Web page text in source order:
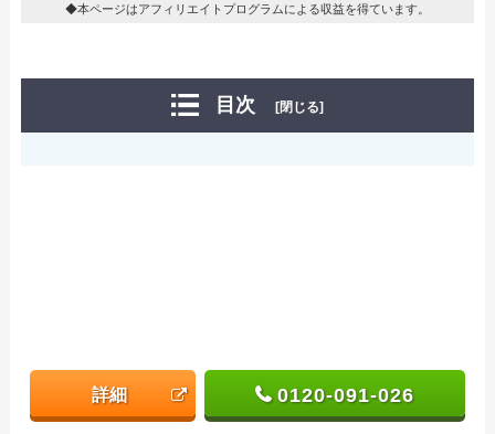
◆本ページはアフィリエイトプログラムによる収益を得ています。
目次 [閉じる]
詳細 0120-091-026